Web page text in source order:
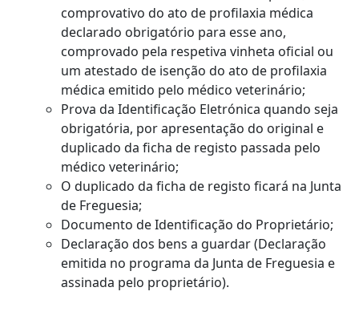
comprovativo do ato de profilaxia médica
declarado obrigatório para esse ano,
comprovado pela respetiva vinheta oficial ou
um atestado de isenção do ato de profilaxia
médica emitido pelo médico veterinário;
Prova da Identificação Eletrónica quando seja
obrigatória, por apresentação do original e
duplicado da ficha de registo passada pelo
médico veterinário;
O duplicado da ficha de registo ficará na Junta
de Freguesia;
Documento de Identificação do Proprietário;
Declaração dos bens a guardar (Declaração
emitida no programa da Junta de Freguesia e
assinada pelo proprietário).